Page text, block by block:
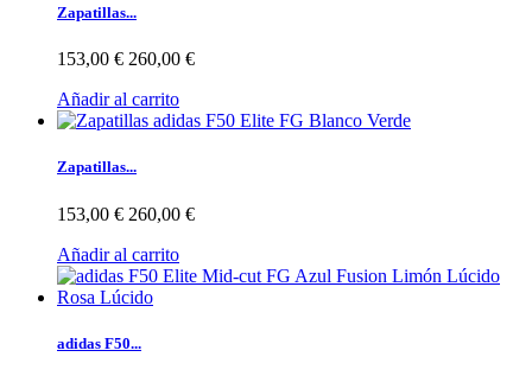
Zapatillas...
153,00 € 260,00 €
Añadir al carrito
Zapatillas...
153,00 € 260,00 €
Añadir al carrito
adidas F50...